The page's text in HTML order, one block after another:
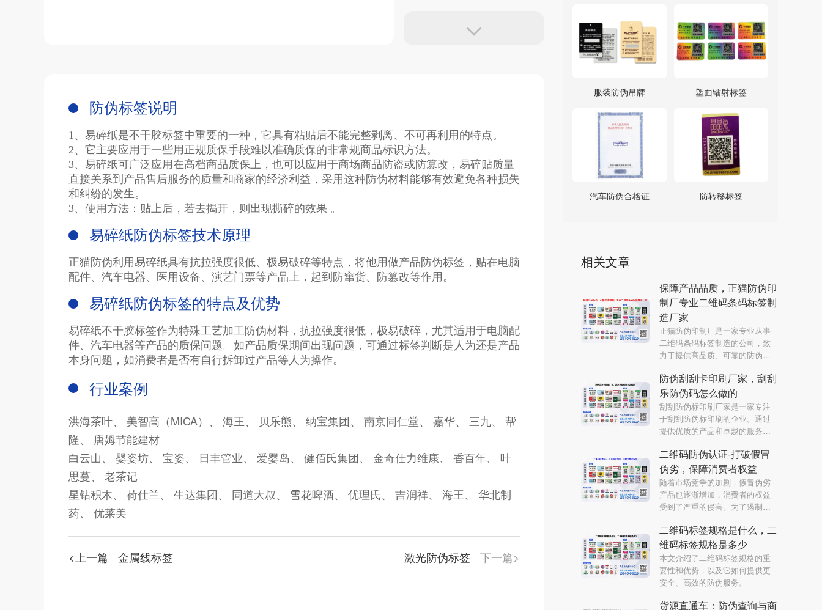
防伪标签说明
1、易碎纸是不干胶标签中重要的一种，它具有粘贴后不能完整剥离、不可再利用的特点。
2、它主要应用于一些用正规质保手段难以准确质保的非常规商品标识方法。
3、易碎纸可广泛应用在高档商品质保上，也可以应用于商场商品防盗或防篡改，易碎贴质量
直接关系到产品售后服务的质量和商家的经济利益，采用这种防伪材料能够有效避免各种损失
和纠纷的发生。
3、使用方法：贴上后，若去揭开，则出现撕碎的效果 。
易碎纸防伪标签技术原理
正猫防伪利用易碎纸具有抗拉强度很低、极易破碎等特点，将他用做产品防伪标签，贴在电脑
配件、汽车电器、医用设备、演艺门票等产品上，起到防窜货、防篡改等作用。
易碎纸防伪标签的特点及优势
易碎纸不干胶标签作为特殊工艺加工防伪材料，抗拉强度很低，极易破碎，尤其适用于电脑配
件、汽车电器等产品的质保问题。如产品质保期间出现问题，可通过标签判断是人为还是产品
本身问题，如消费者是否有自行拆卸过产品等人为操作。
行业案例
洪海茶叶、 美智高（MICA）、 海王、 贝乐熊、 纳宝集团、 南京同仁堂、 嘉华、 三九、 帮
隆、 唐姆节能建材
白云山、 婴姿坊、 宝姿、 日丰管业、 爱婴岛、 健佰氏集团、 金奇仕力维康、 香百年、 叶
思蔓、 老茶记
星钻积木、 荷仕兰、 生达集团、 同道大叔、 雪花啤酒、 优理氏、 吉润祥、 海王、 华北制
药、 优莱美
<上一篇 金属线标签 激光防伪标签 下一篇>
服装防伪吊牌 塑面镭射标签
汽车防伪合格证 防转移标签
相关文章
保障产品品质，正猫防伪印
制厂专业二维码条码标签制
造厂家
正猫防伪印制厂是一家专业从事
二维码条码标签制造的公司，致
力于提供高品质、可靠的防伪产
航。
防伪刮刮卡印刷厂家，刮刮
乐防伪码怎么做的
刮刮防伪标印刷厂家是一家专注
于刮刮防伪标印刷的企业。通过
提供优质的产品和卓越的服务，
的防伪解决方案。
二维码防伪认证-打破假冒
伪劣，保障消费者权益
随着市场竞争的加剧，假冒伪劣
产品也逐渐增加，消费者的权益
受到了严重的侵害。为了遏制假
的权益，越来越多的公司开始使
用二维码防伪认证技术。本文将
详细介绍二维码防伪认证的原理
和应用场景，以及其在打破假冒
伪劣方面所起到的作用。
二维码标签规格是什么，二
维码标签规格是多少
本文介绍了二维码标签规格的重
要性和优势，以及它如何提供更
安全、高效的防伪服务。
货源直通车：防伪查询与商